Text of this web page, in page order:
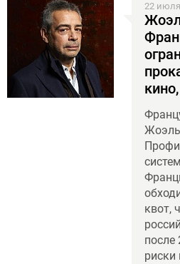
22
квот,
после
риски